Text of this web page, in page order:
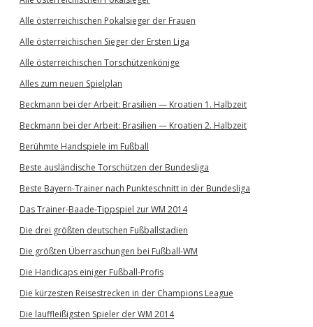
Alle österreichischen Pokalsieger der Frauen
Alle österreichischen Sieger der Ersten Liga
Alle österreichischen Torschützenkönige
Alles zum neuen Spielplan
Beckmann bei der Arbeit: Brasilien — Kroatien 1. Halbzeit
Beckmann bei der Arbeit: Brasilien — Kroatien 2. Halbzeit
Berühmte Handspiele im Fußball
Beste ausländische Torschützen der Bundesliga
Beste Bayern-Trainer nach Punkteschnitt in der Bundesliga
Das Trainer-Baade-Tippspiel zur WM 2014
Die drei größten deutschen Fußballstadien
Die größten Überraschungen bei Fußball-WM
Die Handicaps einiger Fußball-Profis
Die kürzesten Reisestrecken in der Champions League
Die lauffleißigsten Spieler der WM 2014